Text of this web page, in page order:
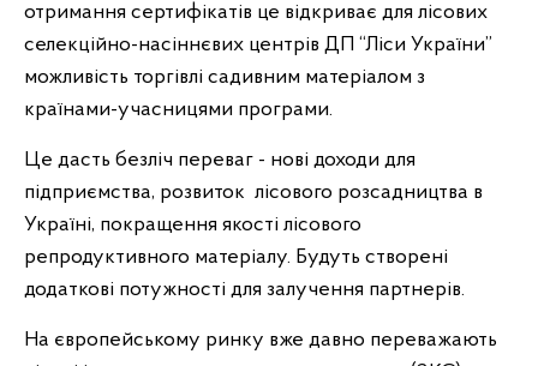
отримання сертифікатів це відкриває для лісових
селекційно-насіннєвих центрів ДП “Ліси України”
можливість торгівлі садивним матеріалом з
країнами-учасницями програми.
Це дасть безліч переваг - нові доходи для
підприємства, розвиток лісового розсадництва в
Україні, покращення якості лісового
репродуктивного матеріалу. Будуть створені
додаткові потужності для залучення партнерів.
На європейському ринку вже давно переважають